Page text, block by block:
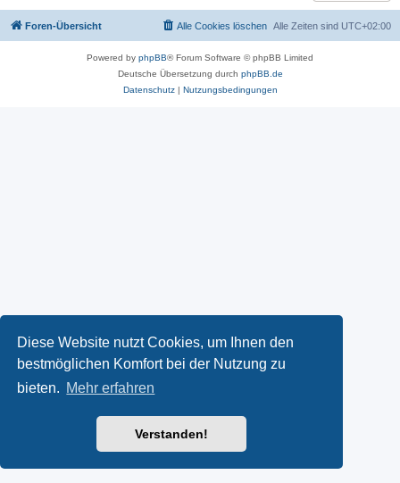
Diese Website nutzt Cookies, um Ihnen den
bestmöglichen Komfort bei der Nutzung zu
bieten. Mehr erfahren
Verstanden!
Foren-Übersicht Alle Zeiten sind UTC+02:00
Alle Cookies löschen
Powered by phpBB® Forum Software © phpBB Limited
Deutsche Übersetzung durch phpBB.de
Datenschutz| Nutzungsbedingungen